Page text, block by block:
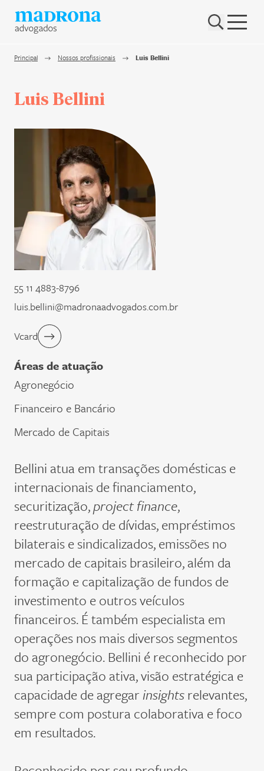
Nenhum resultado encontrado
Hub Madrona
Newsletter
Principal Nossos profissionais Luis Bellini
Luis Bellini
55 11 4883-8796
luis.bellini@madronaadvogados.com.br
Vcard
Áreas de atuação
Agronegócio
Financeiro e Bancário
Mercado de Capitais
Bellini atua em transações domésticas e
internacionais de financiamento,
securitização,project finance,
reestruturação de dívidas, empréstimos
bilaterais e sindicalizados, emissões no
mercado de capitais brasileiro, além da
formação e capitalização de fundos de
investimento e outros veículos
financeiros. É também especialista em
operações nos mais diversos segmentos
do agronegócio. Bellini é reconhecido por
sua participação ativa, visão estratégica e
capacidade de agregarinsightsrelevantes,
sempre com postura colaborativa e foco
em resultados.